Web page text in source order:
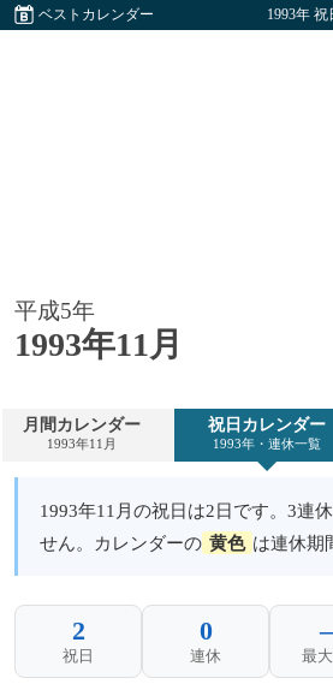
ベストカレンダー 1993年
平成5年
1993年11月
月間カレンダー
1993年11月
祝日カレンダー
1993年・連休一覧
1993年11月の祝日は2日です。3連
せん。カレンダーの 黄色 は連休期
2
祝日
0
連休 最